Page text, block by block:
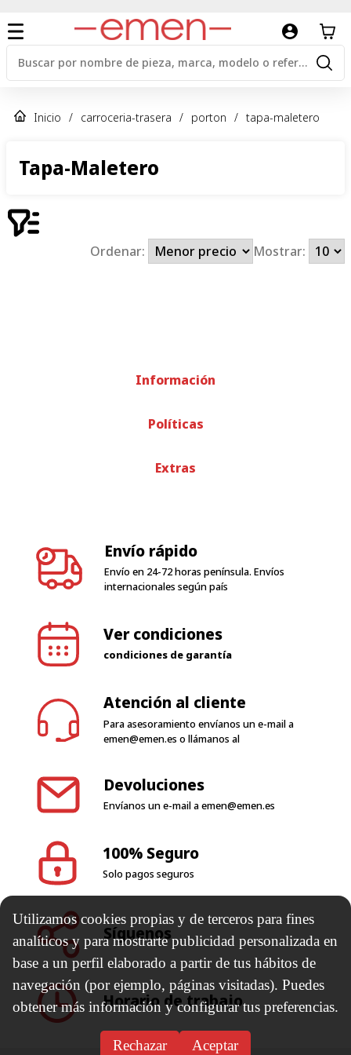
Inicio / carroceria-trasera / porton / tapa-maletero
Tapa-Maletero
Ordenar: Mostrar:
Envío en 24-72 horas península. Envíos
internacionales según país
condiciones de garantía
Para asesoramiento envíanos un e-mail a
emen@emen.eso llámanos al
Envíanos un e-mail a
Solo pagos seguros
Síguenos
Utilizamos cookies propias y de terceros para fines
analíticos y para mostrarte publicidad personalizada en
base a un perfil elaborado a partir de tus hábitos de
navegación (por ejemplo, páginas visitadas). Puedes
obtener más información y configurar tus preferencias.
Rechazar Aceptar